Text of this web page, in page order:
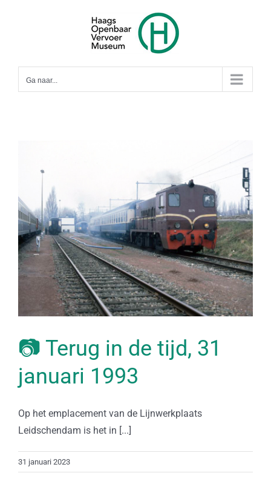
Ga naar...
📷 Terug in de tijd, 31
januari 1993
Op het emplacement van de Lijnwerkplaats
Leidschendam is het in [...]
31 januari 2023